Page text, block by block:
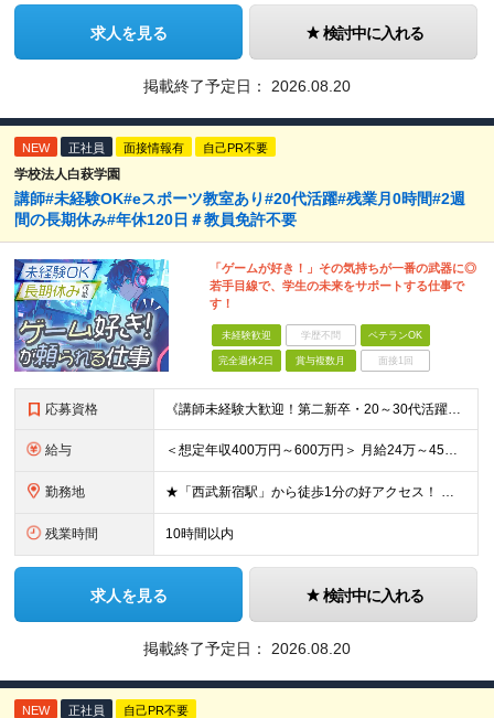
求人を見る 検討中に入れる
掲載終了予定日： 2026.08.20
NEW 正社員 面接情報有 自己PR不要
学校法人白萩学園
講師#未経験OK#eスポーツ教室あり#20代活躍#残業月0時間#2週
間の長期休み#年休120日＃教員免許不要
「ゲームが好き！」その気持ちが一番の武器に◎
若手目線で、学生の未来をサポートする仕事で
す！
未経験歓迎 学歴不問 ベテランOK
完全週休2日 賞与複数月 面接1回
応募資格 《講師未経験大歓迎！第二新卒・20～30代活躍中》 ◆大卒以上 ◆何らかのITまたはゲーム業界のご経験をお持ちの方 ┗プログラマー・ゲーム企画経験者など、職種・経験年数は不問！ 業界経験者であればご
給与 ＜想定年収400万円～600万円＞ 月給24万～45万円+各種手当+賞与年2回 ※超過分は別途支給 ※試用期間3ヶ月あり（期間中は講師手当は減額支給、その他の待遇に差異なし） ※固定残業代：時間外労働
勤務地 ★「西武新宿駅」から徒歩1分の好アクセス！ 東京都新宿区百人町1-5-6 ※(変更の範囲)上記を除く当社関連勤務地
残業時間 10時間以内
求人を見る 検討中に入れる
掲載終了予定日： 2026.08.20
NEW 正社員 自己PR不要